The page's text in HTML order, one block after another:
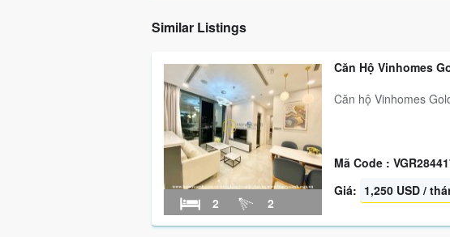
Similar Listings
2 2
Căn Hộ Vinhomes
Căn hộ Vinhomes
Mã Code :
Giá: 1,250 USD /